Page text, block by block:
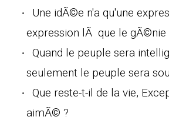
Une idÃ©e n'a qu'une
expression lÃ que le gÃ©nie
Quand le peuple sera
seulement le peuple sera
Que reste-t-il de la vie,
aimÃ© ?